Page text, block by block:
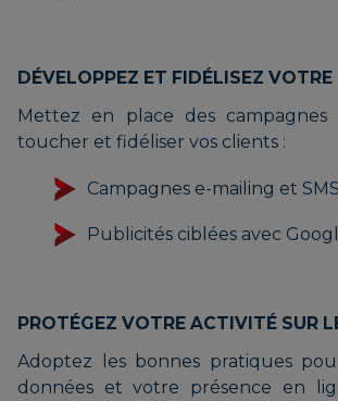
DÉVELOPPEZ ET FIDÉLISEZ VOTRE
Mettez en place des campagnes
toucher et fidéliser vos clients :
Campagnes e-mailing et SMS
Publicités ciblées avec
PROTÉGEZ VOTRE ACTIVITÉ SUR
Adoptez les bonnes pratiques
données et votre présence en